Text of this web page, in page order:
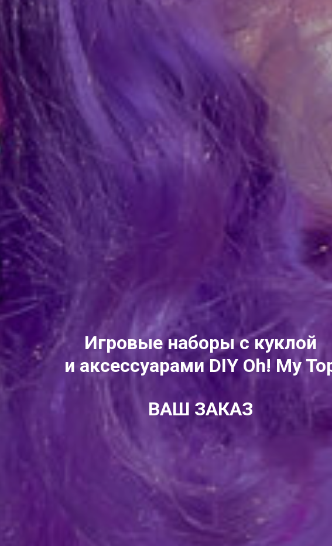
Игровые наборы с куклой
и аксессуарами DIY Oh! My
ВАШ ЗАКАЗ